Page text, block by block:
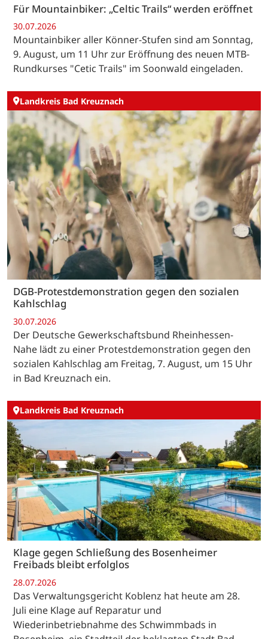
Für Mountainbiker: „Celtic Trails“ werden eröffnet
30.07.2026
Mountainbiker aller Könner-Stufen sind am Sonntag,
9. August, um 11 Uhr zur Eröffnung des neuen MTB-
Rundkurses "Cetic Trails" im Soonwald eingeladen.
Landkreis Bad Kreuznach
DGB-Protestdemonstration gegen den sozialen
Kahlschlag
30.07.2026
Der Deutsche Gewerkschaftsbund Rheinhessen-
Nahe lädt zu einer Protestdemonstration gegen den
sozialen Kahlschlag am Freitag, 7. August, um 15 Uhr
in Bad Kreuznach ein.
Landkreis Bad Kreuznach
Klage gegen Schließung des Bosenheimer
Freibads bleibt erfolglos
28.07.2026
Das Verwaltungsgericht Koblenz hat heute am 28.
Juli eine Klage auf Reparatur und
Wiederinbetriebnahme des Schwimmbads in